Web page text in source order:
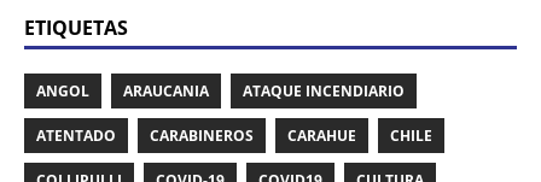
ETIQUETAS
ANGOL ARAUCANIA ATAQUE INCENDIARIO
ATENTADO CARABINEROS CARAHUE CHILE